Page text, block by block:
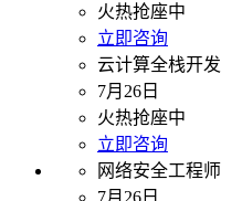
火热抢座中
立即咨询
云计算全栈开发
7月26日
火热抢座中
立即咨询
网络安全工程师
7月26日